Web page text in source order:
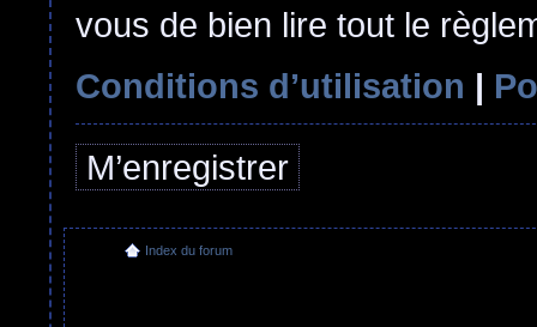
vous de bien lire tout le
Conditions d’utilisation |
M’enregistrer
Index du forum